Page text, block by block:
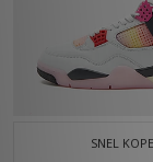
SNEL